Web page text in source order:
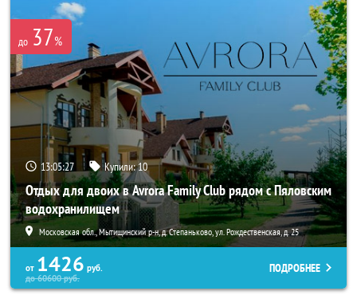
до 37%
13:05:25 Купили:10
Отдых для двоих в Avrora Family Club рядом с Пяловским
водохранилищем
Московская обл., Мытищинский р-н, д. Степаньково, ул. Рождественская, д. 25
от 1426 руб.
до60600руб.
ПОДРОБНЕЕ